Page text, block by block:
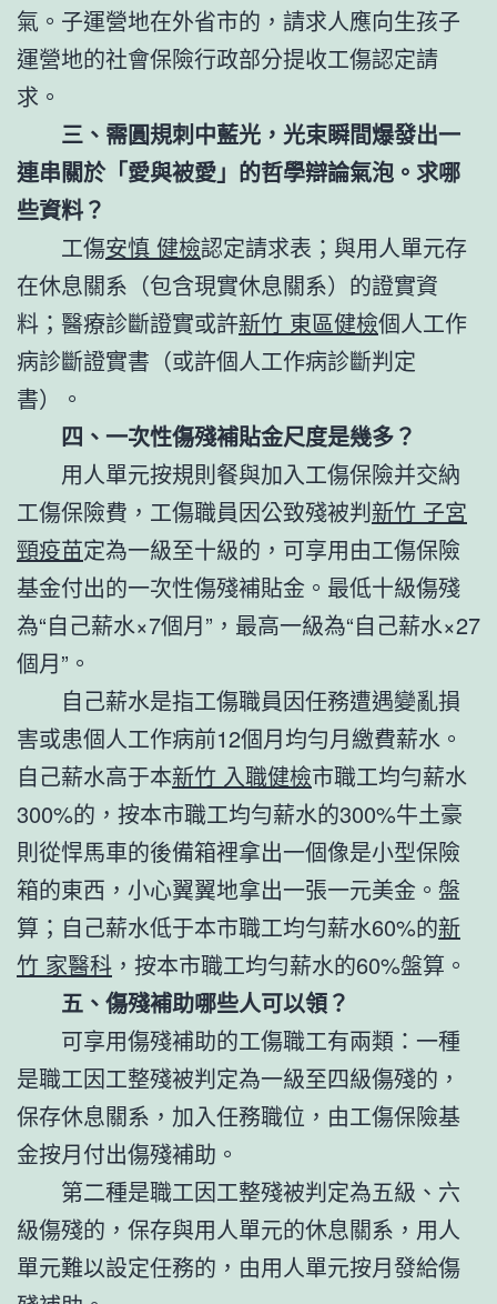
氣。子運營地在外省市的，請求人應向生孩子
運營地的社會保險行政部分提收工傷認定請
求。
三、需圓規刺中藍光，光束瞬間爆發出一
連串關於「愛與被愛」的哲學辯論氣泡。求哪
些資料？
工傷安慎 健檢認定請求表；與用人單元存
在休息關系（包含現實休息關系）的證實資
料；醫療診斷證實或許新竹 東區健檢個人工作
病診斷證實書（或許個人工作病診斷判定
書）。
四、一次性傷殘補貼金尺度是幾多？
用人單元按規則餐與加入工傷保險并交納
工傷保險費，工傷職員因公致殘被判新竹 子宮
頸疫苗定為一級至十級的，可享用由工傷保險
基金付出的一次性傷殘補貼金。最低十級傷殘
為“自己薪水×7個月”，最高一級為“自己薪水×27
個月”。
自己薪水是指工傷職員因任務遭遇變亂損
害或患個人工作病前12個月均勻月繳費薪水。
自己薪水高于本新竹 入職健檢市職工均勻薪水
300%的，按本市職工均勻薪水的300%牛土豪
則從悍馬車的後備箱裡拿出一個像是小型保險
箱的東西，小心翼翼地拿出一張一元美金。盤
算；自己薪水低于本市職工均勻薪水60%的新
竹 家醫科 ，按本市職工均勻薪水的60%盤算。
五、傷殘補助哪些人可以領？
可享用傷殘補助的工傷職工有兩類：一種
是職工因工整殘被判定為一級至四級傷殘的，
保存休息關系，加入任務職位，由工傷保險基
金按月付出傷殘補助。
第二種是職工因工整殘被判定為五級、六
級傷殘的，保存與用人單元的休息關系，用人
單元難以設定任務的，由用人單元按月發給傷